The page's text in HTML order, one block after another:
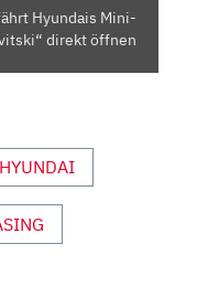
Hyundais Mini-
direkt öffnen
HYUNDAI